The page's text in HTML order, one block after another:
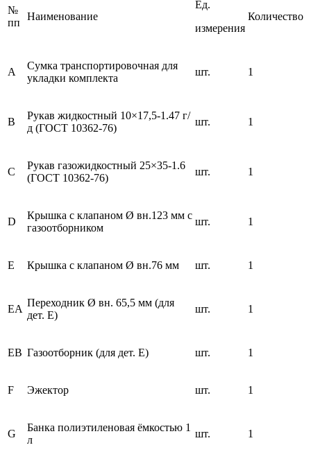
№
пп
Наименование
Ед.
измерения
Количество
A
Сумка транспортировочная для
укладки комплекта
шт. 1
B
Рукав жидкостный 10×17,5-1.47 г/
д (ГОСТ 10362-76)
шт. 1
C
Рукав газожидкостный 25×35-1.6
(ГОСТ 10362-76)
шт. 1
D
Крышка с клапаном Ø вн.123 мм с
газоотборником
шт. 1
E Крышка с клапаном Ø вн.76 мм шт. 1
EA
Переходник Ø вн. 65,5 мм (для
дет. E)
шт. 1
EB Газоотборник (для дет. E) шт. 1
F Эжектор шт. 1
G
Банка полиэтиленовая ёмкостью 1
л
шт. 1